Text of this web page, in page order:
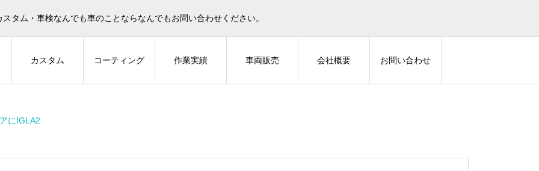
タム・車検なんでも車のことならなんでもお問い合わせください。
カスタム コーティング 作業実績 車両販売 会社概要 お問い合わせ
にIGLA2